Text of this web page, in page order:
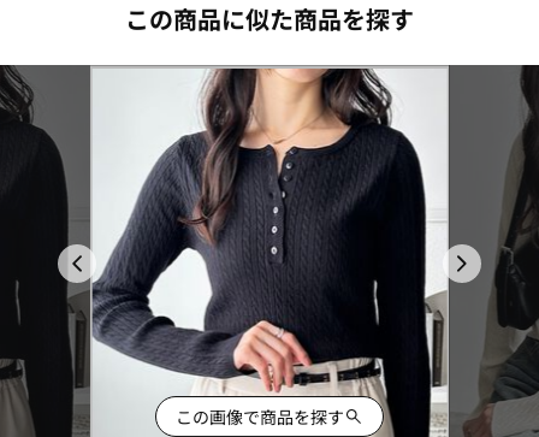
この商品に似た商品を探す
この画像で商品を探す